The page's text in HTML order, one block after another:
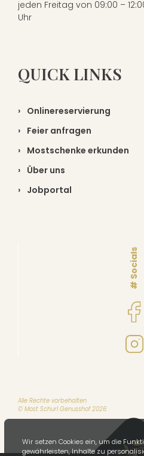
Wir setzen Cookies ein, um die
gewährleisten, Inhalte zu
Onlinereservierung
Metzgerei
jeden Freitag von 09:00 –
Uhr
QUICK LINKS
Onlinereservierung
Feier anfragen
Mostschenke erkunden
Über uns
Jobportal
# Socials
Alle Rechte vorbehalten
© Most Schurl Genusshof 2026